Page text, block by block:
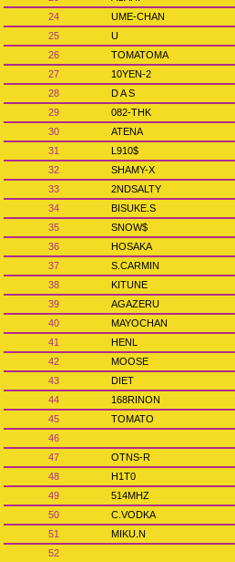
24
UME-CHAN
25
U
26
TOMATOMA
27
10YEN-2
28
D A S
29
082-THK
30
ATENA
31
L910$
32
SHAMY-X
33
2NDSALTY
34
BISUKE.S
35
SNOW$
36
HOSAKA
37
S.CARMIN
38
KITUNE
39
AGAZERU
40
MAYOCHAN
41
HENL
42
MOOSE
43
DIET
44
168RINON
45
TOMATO
46
47
OTNS-R
48
H1T0
49
514MHZ
50
C.VODKA
51
MIKU.N
52